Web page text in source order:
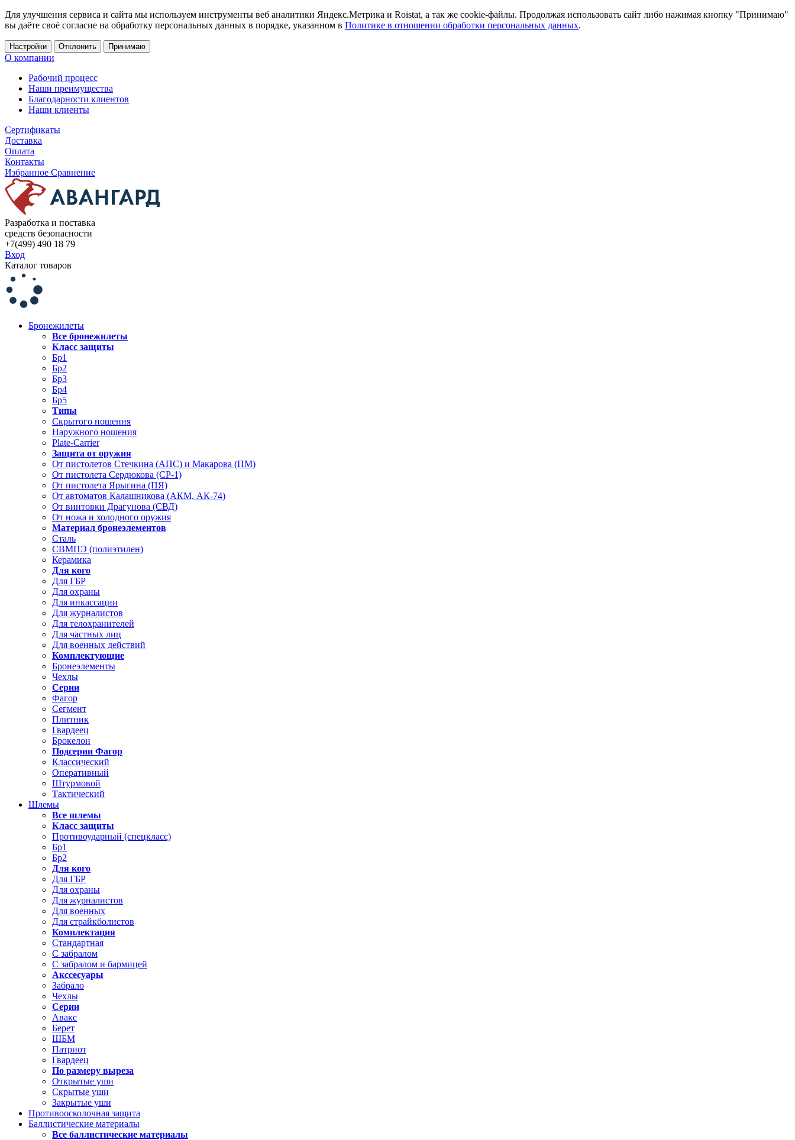
Для улучшения сервиса и сайта мы используем инструменты веб аналитики Яндекс.Метрика и Roistat, а так же cookie-файлы. Продолжая использовать сайт либо нажимая кнопку "Принимаю"
вы даёте своё согласие на обработку персональных данных в порядке, указанном в Политике в отношении обработки персональных данных.
Настройки Отклонить Принимаю
О компании
Рабочий процесс
Наши преимущества
Благодарности клиентов
Наши клиенты
Сертификаты
Доставка
Оплата
Контакты
Избранное Сравнение
Разработка и поставка
средств безопасности
+7(499) 490 18 79
Вход
Каталог товаров
Бронежилеты
Все бронежилеты
Класс защиты
Бр1
Бр2
Бр3
Бр4
Бр5
Типы
Скрытого ношения
Наружного ношения
Plate-Carrier
Защита от оружия
От пистолетов Стечкина (АПС) и Макарова (ПМ)
От пистолета Сердюкова (СР-1)
От пистолета Ярыгина (ПЯ)
От автоматов Калашникова (АКМ, АК-74)
От винтовки Драгунова (СВД)
От ножа и холодного оружия
Материал бронеэлементов
Сталь
СВМПЭ (полиэтилен)
Керамика
Для кого
Для ГБР
Для охраны
Для инкассации
Для журналистов
Для телохранителей
Для частных лиц
Для военных действий
Комплектующие
Бронеэлементы
Чехлы
Серии
Фагор
Сегмент
Плитник
Гвардеец
Брокелон
Подсерии Фагор
Классический
Оперативный
Штурмовой
Тактический
Шлемы
Все шлемы
Класс защиты
Противоударный (спецкласс)
Бр1
Бр2
Для кого
Для ГБР
Для охраны
Для журналистов
Для военных
Для страйкболистов
Комплектация
Стандартная
С забралом
С забралом и бармицей
Акссесуары
Забрало
Чехлы
Серии
Авакс
Берет
ШБМ
Патриот
Гвардеец
По размеру выреза
Открытые уши
Скрытые уши
Закрытые уши
Противоосколочная защита
Баллистические материалы
Все баллистические материалы